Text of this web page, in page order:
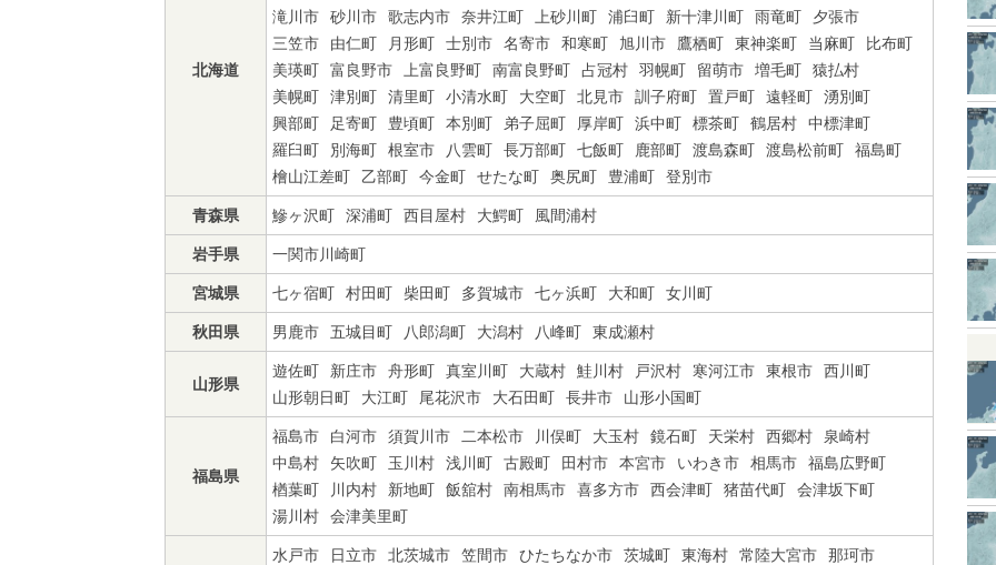
北海道
滝川市
砂川市 歌志内市 奈井江町 上砂川町 浦臼町 新十津川町 雨竜町
夕張市
三笠市
由仁町 月形町 士別市 名寄市 和寒町 旭川市 鷹栖町 東神楽町 当麻町
比布町
美瑛町
富良野市 上富良野町 南富良野町 占冠村 羽幌町 留萌市 増毛町
猿払村
美幌町
津別町 清里町 小清水町 大空町 北見市 訓子府町 置戸町 遠軽町
湧別町
興部町
足寄町 豊頃町 本別町 弟子屈町 厚岸町 浜中町 標茶町 鶴居村
中標津町
羅臼町
別海町 根室市 八雲町 長万部町 七飯町 鹿部町 渡島森町 渡島松前町
福島町
檜山江差町
乙部町 今金町 せたな町 奥尻町 豊浦町 登別市
青森県 鰺ヶ沢町 深浦町 西目屋村 大鰐町 風間浦村
岩手県 一関市川崎町
宮城県 七ヶ宿町 村田町 柴田町 多賀城市 七ヶ浜町 大和町 女川町
秋田県 男鹿市 五城目町 八郎潟町 大潟村 八峰町 東成瀬村
山形県
遊佐町 新庄市 舟形町 真室川町 大蔵村 鮭川村 戸沢村 寒河江市 東根市
西川町
山形朝日町
大江町 尾花沢市 大石田町 長井市 山形小国町
福島県
福島市 白河市 須賀川市 二本松市 川俣町 大玉村 鏡石町 天栄村 西郷村
泉崎村
中島村
矢吹町 玉川村 浅川町 古殿町 田村市 本宮市 いわき市 相馬市
福島広野町
楢葉町
川内村 新地町 飯舘村 南相馬市 喜多方市 西会津町 猪苗代町
会津坂下町
湯川村
会津美里町
水戸市 日立市 北茨城市 笠間市 ひたちなか市 茨城町 東海村 常陸大宮市
那珂市